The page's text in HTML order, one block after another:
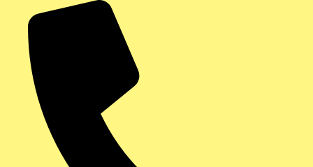
contenu